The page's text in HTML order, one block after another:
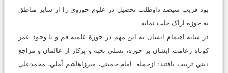
بود قریب سيصد داوطلب تحصيل در علوم حوزوي را از ساير مناطق
به حوزه اراک جلب نمايد.
در سايه اهتمام ايشان به اين مهم در حوزة علميه قم و با وجود عمر
کوتاه زعامت ایشان بر حوزه، نسلي نخبه و پرکار از عالمان و مراجع
ديني تربيت يافتند؛ ازجمله: امام خميني، ميرزا‌هاشم آملي، محمدعلي